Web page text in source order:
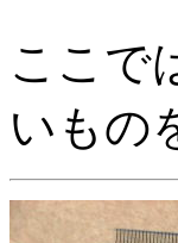
ここで
いもの